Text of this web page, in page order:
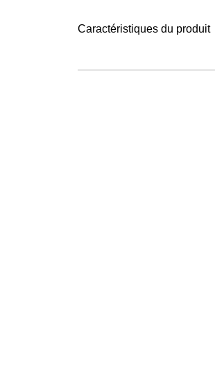
Caractéristiques du produit